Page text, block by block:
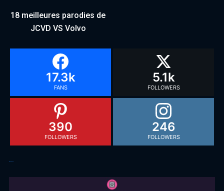
18 meilleures parodies de
JCVD VS Volvo
17.3k
FANS
5.1k
FOLLOWERS
390
FOLLOWERS
246
FOLLOWERS